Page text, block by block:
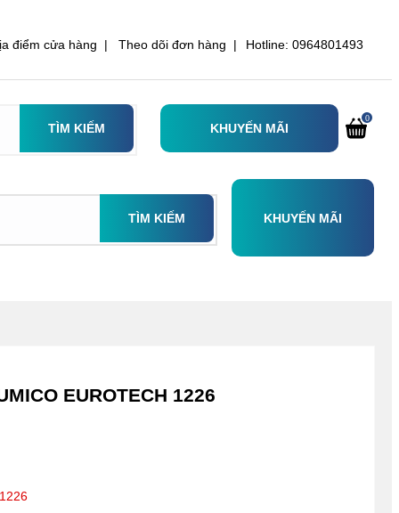
điểm cửa hàng | Theo dõi đơn hàng | Hotline: 0964801493
TÌM KIẾM KHUYẾN MÃI
0
TÌM KIẾM KHUYẾN MÃI
EUROTECH 1226